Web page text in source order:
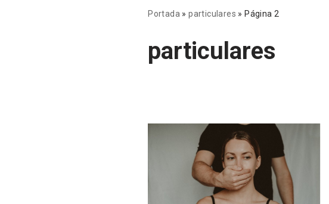
Portada »particulares » Página 2
particulares